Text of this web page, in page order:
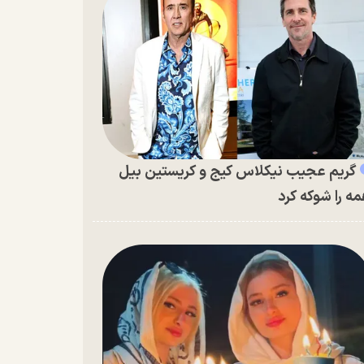
گریم عجیب نیکلاس کیج و کریستین بیل
را شوکه کرد